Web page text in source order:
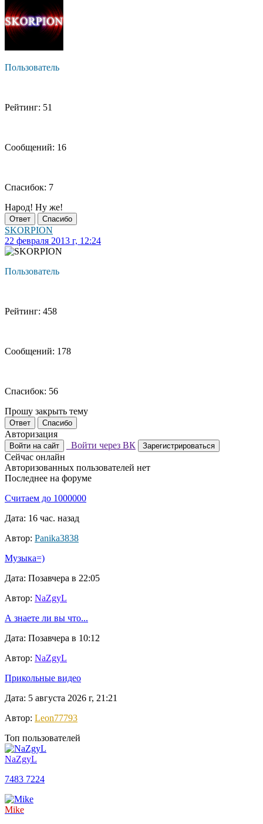
Пользователь
Рейтинг: 51
Сообщений: 16
Спасибок: 7
Народ! Ну же!
Ответ Спасибо
SKORPION
22 февраля 2013 г, 12:24
Пользователь
Рейтинг: 458
Сообщений: 178
Спасибок: 56
Прошу закрыть тему
Ответ Спасибо
Авторизация
Войти на сайт Войти через ВК Зарегистрироваться
Сейчас онлайн
Авторизованных пользователей нет
Последнее на форуме
Считаем до 1000000
Дата: 16 час. назад
Автор: Panika3838
Музыка=)
Дата: Позавчера в 22:05
Автор: NaZgyL
А знаете ли вы что...
Дата: Позавчера в 10:12
Автор: NaZgyL
Прикольные видео
Дата: 5 августа 2026 г, 21:21
Автор: Leon77793
Топ пользователей
NaZgyL
7483 7224
Mike